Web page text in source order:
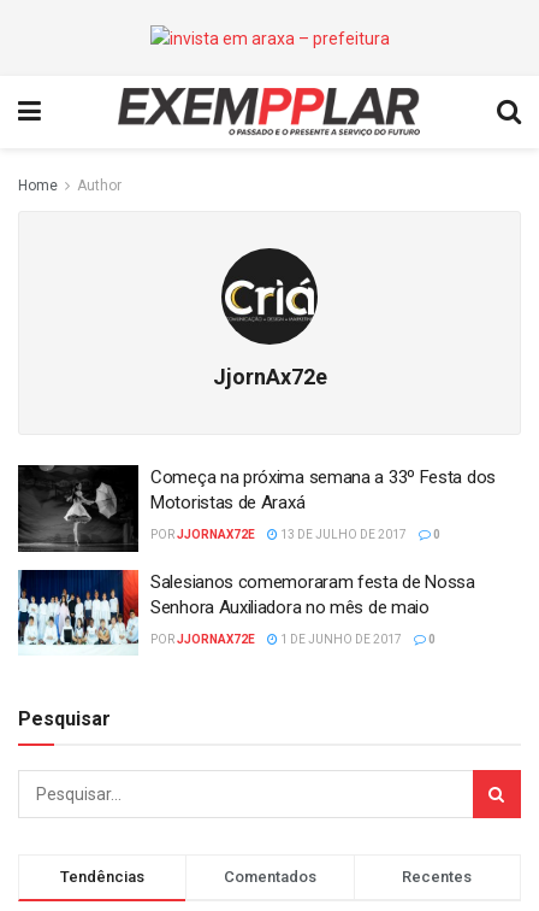
Home Author
JjornAx72e
Começa na próxima semana a 33º Festa dos
Motoristas de Araxá
PORJJORNAX72E 13 DE JULHO DE 2017 0
Salesianos comemoraram festa de Nossa
Senhora Auxiliadora no mês de maio
PORJJORNAX72E 1 DE JUNHO DE 2017 0
Pesquisar
Tendências Comentados Recentes